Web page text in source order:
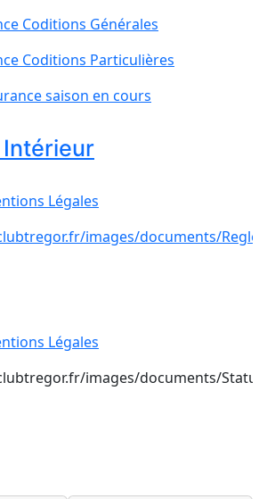
Coditions Générales
Coditions Particulières
saison en cours
Légales
images/documents/
Légales
images/documents/